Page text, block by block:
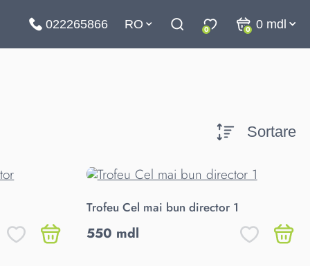
022265866 RO 0 0 0 mdl
Sortare
Trofeu Cel mai bun director 1
550 mdl